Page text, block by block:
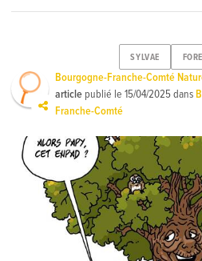
SYLVAE
Bourgogne-Franche-Comté
article publié le15/04/2025dans
Franche-Comté